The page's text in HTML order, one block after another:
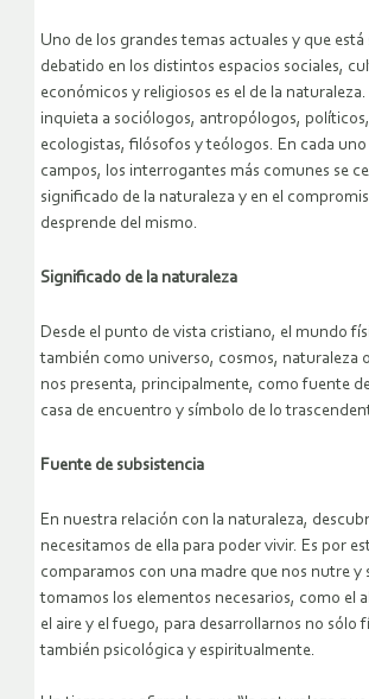
Uno de los grandes temas actuales y que
debatido en los distintos espacios sociales,
económicos y religiosos es el de la
inquieta a sociólogos, antropólogos,
ecologistas, filósofos y teólogos. En cada uno
campos, los interrogantes más comunes se
significado de la naturaleza y en el
desprende del mismo.
Significado de la naturaleza
Desde el punto de vista cristiano, el mundo
también como universo, cosmos, naturaleza
nos presenta, principalmente, como fuente
casa de encuentro y símbolo de lo
Fuente de subsistencia
En nuestra relación con la naturaleza,
necesitamos de ella para poder vivir. Es por
comparamos con una madre que nos nutre y
tomamos los elementos necesarios, como el
el aire y el fuego, para desarrollarnos no sólo
también psicológica y espiritualmente.